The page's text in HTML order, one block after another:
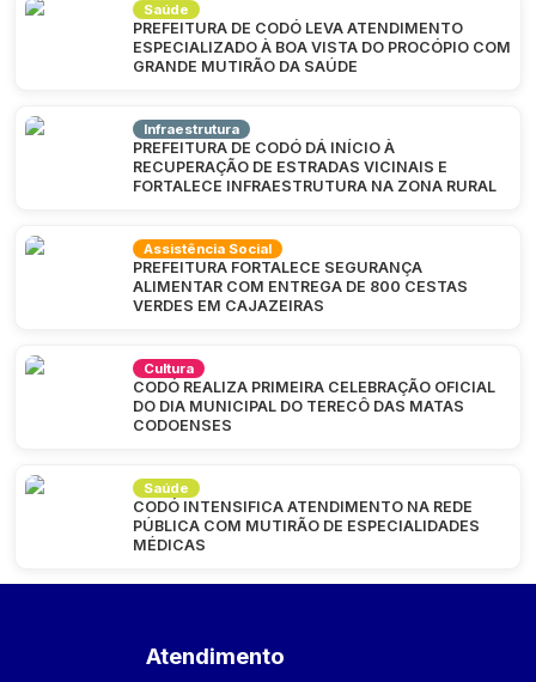
Saúde
PREFEITURA DE CODÓ LEVA ATENDIMENTO
ESPECIALIZADO À BOA VISTA DO PROCÓPIO COM
GRANDE MUTIRÃO DA SAÚDE
Infraestrutura
PREFEITURA DE CODÓ DÁ INÍCIO À
RECUPERAÇÃO DE ESTRADAS VICINAIS E
FORTALECE INFRAESTRUTURA NA ZONA RURAL
Assistência Social
PREFEITURA FORTALECE SEGURANÇA
ALIMENTAR COM ENTREGA DE 800 CESTAS
VERDES EM CAJAZEIRAS
Cultura
CODÓ REALIZA PRIMEIRA CELEBRAÇÃO OFICIAL
DO DIA MUNICIPAL DO TERECÔ DAS MATAS
CODOENSES
Saúde
CODÓ INTENSIFICA ATENDIMENTO NA REDE
PÚBLICA COM MUTIRÃO DE ESPECIALIDADES
MÉDICAS
Atendimento